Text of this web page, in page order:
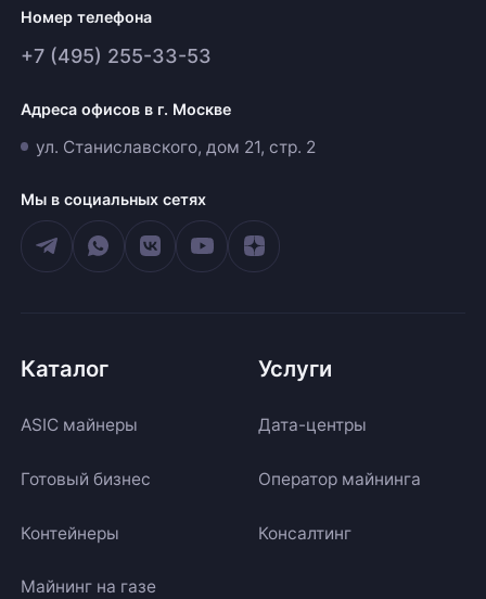
Номер телефона
+7 (495) 255-33-53
Адреса офисов в г. Москве
ул. Станиславского, дом 21, стр. 2
Мы в социальных сетях
Каталог
ASIC майнеры
Готовый бизнес
Контейнеры
Майнинг на газе
Услуги
Дата-центры
Оператор майнинга
Консалтинг